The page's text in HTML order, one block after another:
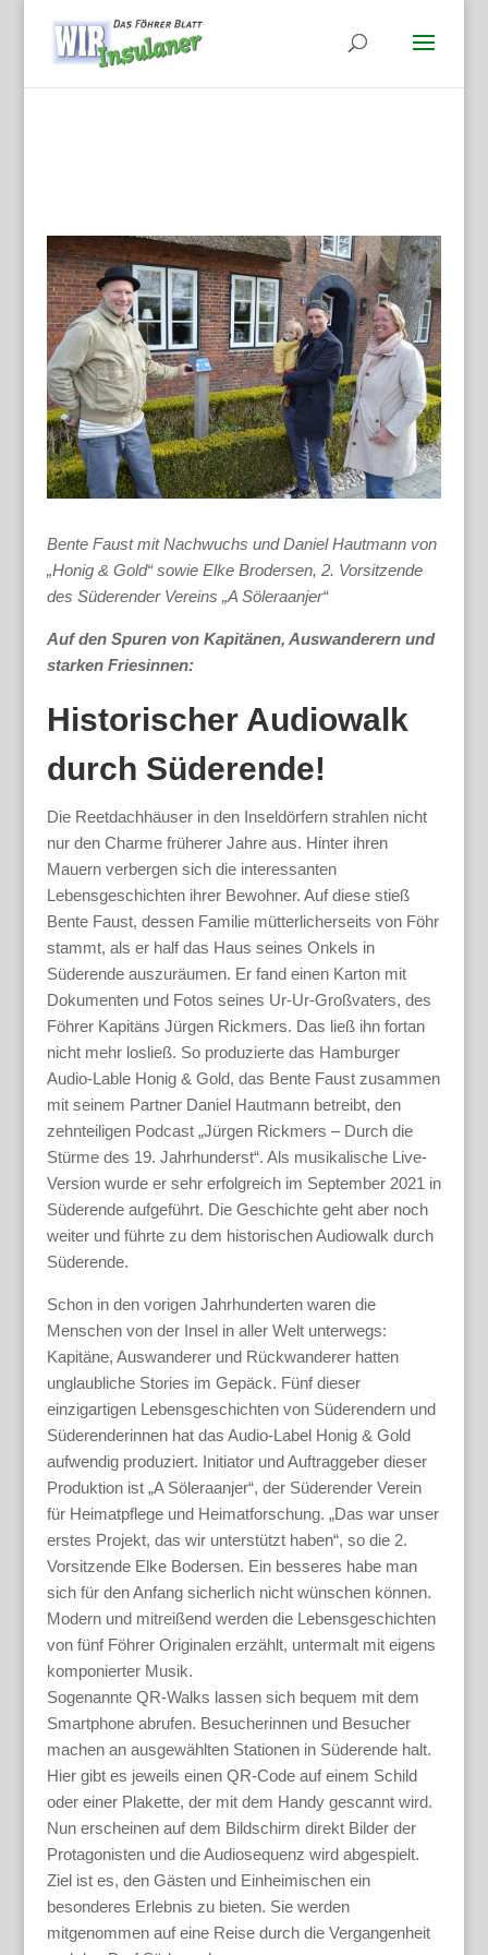
Bente Faust mit Nachwuchs und Daniel Hautmann von
„Honig & Gold“ sowie Elke Brodersen, 2. Vorsitzende
des Süderender Vereins „A Söleraanjer“
Auf den Spuren von Kapitänen, Auswanderern und
starken Friesinnen:
Historischer Audiowalk
durch Süderende!
Die Reetdachhäuser in den Inseldörfern strahlen nicht
nur den Charme früherer Jahre aus. Hinter ihren
Mauern verbergen sich die interessanten
Lebensgeschichten ihrer Bewohner. Auf diese stieß
Bente Faust, dessen Familie mütterlicherseits von Föhr
stammt, als er half das Haus seines Onkels in
Süderende auszuräumen. Er fand einen Karton mit
Dokumenten und Fotos seines Ur-Ur-Großvaters, des
Föhrer Kapitäns Jürgen Rickmers. Das ließ ihn fortan
nicht mehr losließ. So produzierte das Hamburger
Audio-Lable Honig & Gold, das Bente Faust zusammen
mit seinem Partner Daniel Hautmann betreibt, den
zehnteiligen Podcast „Jürgen Rickmers – Durch die
Stürme des 19. Jahrhunderst“. Als musikalische Live-
Version wurde er sehr erfolgreich im September 2021 in
Süderende aufgeführt. Die Geschichte geht aber noch
weiter und führte zu dem historischen Audiowalk durch
Süderende.
Schon in den vorigen Jahrhunderten waren die
Menschen von der Insel in aller Welt unterwegs:
Kapitäne, Auswanderer und Rückwanderer hatten
unglaubliche Stories im Gepäck. Fünf dieser
einzigartigen Lebensgeschichten von Süderendern und
Süderenderinnen hat das Audio-Label Honig & Gold
aufwendig produziert. Initiator und Auftraggeber dieser
Produktion ist „A Söleraanjer“, der Süderender Verein
für Heimatpflege und Heimatforschung. „Das war unser
erstes Projekt, das wir unterstützt haben“, so die 2.
Vorsitzende Elke Bodersen. Ein besseres habe man
sich für den Anfang sicherlich nicht wünschen können.
Modern und mitreißend werden die Lebensgeschichten
von fünf Föhrer Originalen erzählt, untermalt mit eigens
komponierter Musik.
Sogenannte QR-Walks lassen sich bequem mit dem
Smartphone abrufen. Besucherinnen und Besucher
machen an ausgewählten Stationen in Süderende halt.
Hier gibt es jeweils einen QR-Code auf einem Schild
oder einer Plakette, der mit dem Handy gescannt wird.
Nun erscheinen auf dem Bildschirm direkt Bilder der
Protagonisten und die Audiosequenz wird abgespielt.
Ziel ist es, den Gästen und Einheimischen ein
besonderes Erlebnis zu bieten. Sie werden
mitgenommen auf eine Reise durch die Vergangenheit